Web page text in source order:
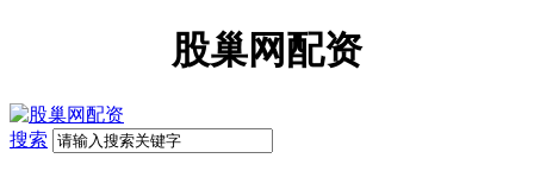
股巢网配资
搜索